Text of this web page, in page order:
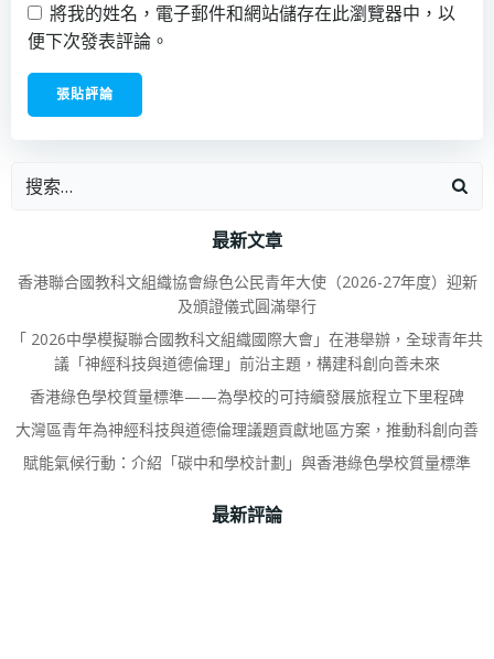
將我的姓名，電子郵件和網站儲存在此瀏覽器中，以
便下次發表評論。
最新文章
香港聯合國教科文組織協會綠色公民青年大使（2026-27年度）迎新
及頒證儀式圓滿舉行
「 2026中學模擬聯合國教科文組織國際大會」在港舉辦，全球青年共
議「神經科技與道德倫理」前沿主題，構建科創向善未來
香港綠色學校質量標準——為學校的可持續發展旅程立下里程碑
大灣區青年為神經科技與道德倫理議題貢獻地區方案，推動科創向善
賦能氣候行動：介紹「碳中和學校計劃」與香港綠色學校質量標準
最新評論